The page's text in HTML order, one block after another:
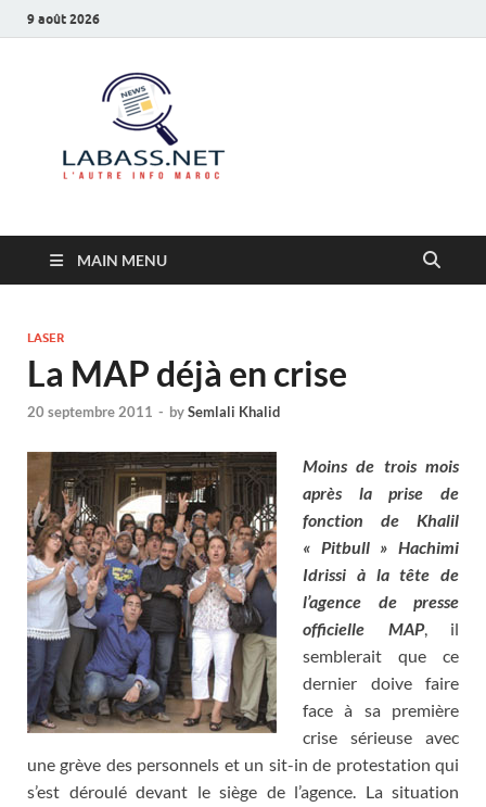
9 août 2026
MAIN MENU
LASER
La MAP déjà en crise
20 septembre 2011 - bySemlali Khalid
Moins de trois mois
après la prise de
fonction de Khalil
« Pitbull » Hachimi
Idrissi à la tête de
l’agence de presse
officielle MAP, il
semblerait que ce
dernier doive faire
face à sa première
crise sérieuse avec
une grève des personnels et un sit-in de protestation qui
s’est déroulé devant le siège de l’agence. La situation